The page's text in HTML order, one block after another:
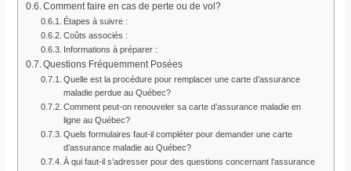
Comment faire en cas de perte ou de vol?
Étapes à suivre :
Coûts associés :
Informations à préparer :
Questions Fréquemment Posées
Quelle est la procédure pour remplacer une carte d’assurance
maladie perdue au Québec?
Comment peut-on renouveler sa carte d’assurance maladie en
ligne au Québec?
Quels formulaires faut-il compléter pour demander une carte
d’assurance maladie au Québec?
À qui faut-il s’adresser pour des questions concernant l’assurance